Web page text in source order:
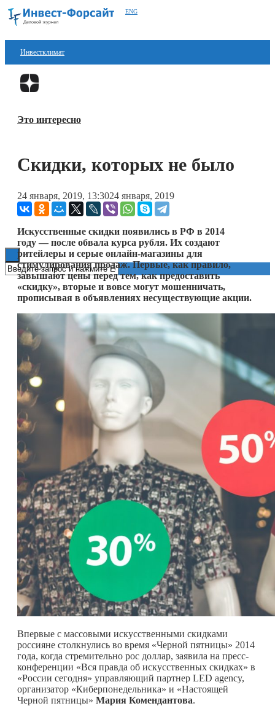
ENG
Инвестклимат
Финансы
Блокчейн
Технологии
ESG
Это интересно
Скидки, которых не было
24 января, 2019, 13:3024 января, 2019
Искусственные скидки появились в РФ в 2014
году — после обвала курса рубля. Их создают
ритейлеры и серые онлайн-магазины для
стимулирования продаж. Первые, как правило,
завышают цены перед тем, как предоставить
«скидку», вторые и вовсе могут мошенничать,
прописывая в объявлениях несуществующие акции.
Впервые с массовыми искусственными скидками
россияне столкнулись во время «Черной пятницы» 2014
года, когда стремительно рос доллар, заявила на пресс-
конференции «Вся правда об искусственных скидках» в
«России сегодня» управляющий партнер LED agency,
организатор «Киберпонедельника» и «Настоящей
Черной пятницы» Мария Комендантова.